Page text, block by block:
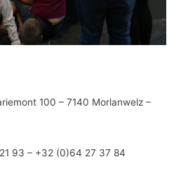
100 – 7140 Morlanwelz –
93 – +32 (0)64 27 37 84